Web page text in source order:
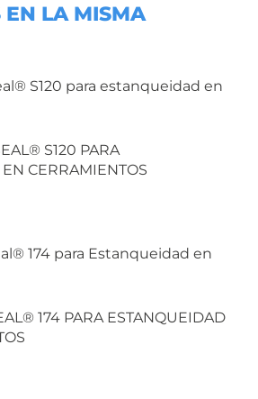
EN LA MISMA
S120 PARA
CERRAMIENTOS
174 PARA ESTANQUEIDAD